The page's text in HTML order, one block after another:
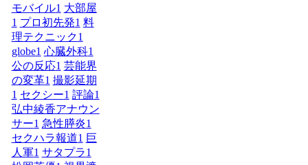
モバイル1 大部屋
1 プロ初先発1 料
理テクニック1
globe1 心臓外科1
公の反応1 芸能界
の変革1 撮影延期
1 セクシー1 評論1
弘中綾香アナウン
サー1 急性膵炎1
セクハラ報道1 巨
人軍1 サタプラ1